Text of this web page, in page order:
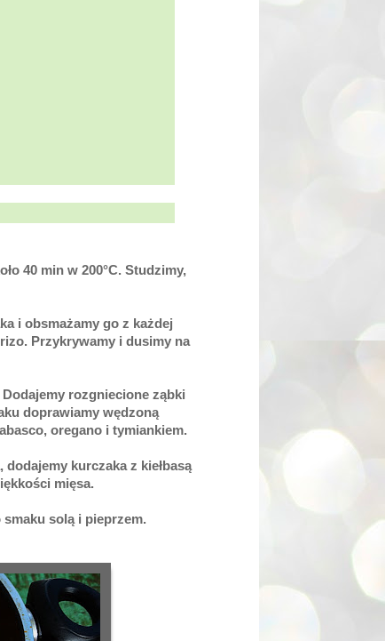
40 min w 200°C. Studzimy,
i obsmażamy go z każdej
Przykrywamy i dusimy na
rozgniecione ząbki
doprawiamy wędzoną
oregano i tymiankiem.
kurczaka z kiełbasą
mięsa.
solą i pieprzem.